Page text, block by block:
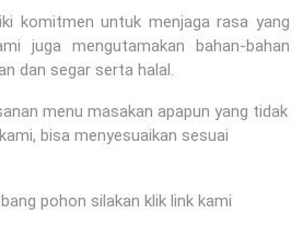
komitmen untuk menjaga rasa yang
juga mengutamakan bahan-bahan
dan segar serta halal.
menu masakan apapun yang tidak
bisa menyesuaikan sesuai
pohon silakan klik link kami